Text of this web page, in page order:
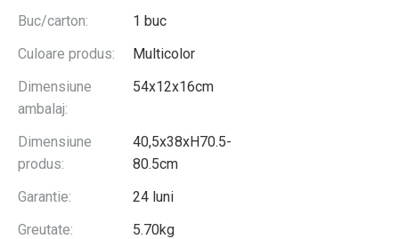
Buc/carton:
1 buc
Culoare produs:
Multicolor
Dimensiune
ambalaj:
54x12x16cm
Dimensiune
produs:
40,5x38xH70.5-
80.5cm
Garantie:
24 luni
Greutate:
5.70kg